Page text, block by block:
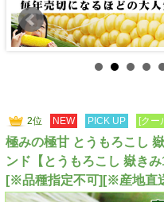
2位 NEW PICK UP [クー
極みの極甘 とうもろこし
ンド【とうもろこし 嶽き
[※品種指定不可][※産地直